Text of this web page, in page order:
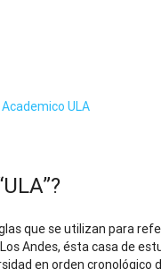
ULA
que se utilizan para
Andes, ésta casa de
en orden cronológico